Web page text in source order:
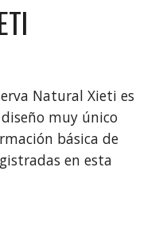
Natural Xieti es
muy único
básica de
en esta